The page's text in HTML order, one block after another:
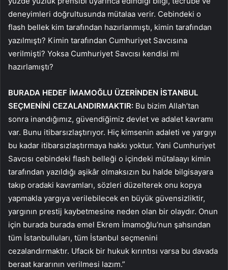
deneyimleri doğrultusunda mütalaa verir. Cebindeki o
flash bellek kim tarafından hazırlanmıştı, kimin tarafından
yazılmıştı? Kimin tarafından Cumhuriyet Savcısına
verilmişti? Yoksa Cumhuriyet Savcısı kendisi mi
hazırlamıştı?
BURADA HEDEF İMAMOĞLU ÜZERİNDEN İSTANBUL
SEÇMENİNİ CEZALANDIRMAKTIR: Bu bizim Allah’tan
sonra inandığımız, güvendiğimiz devlet ve adalet kavramı
var. Bunu itibarsızlaştırıyor. Hiç kimsenin adaleti ve yargıyı
bu kadar itibarsızlaştırmaya hakkı yoktur. Yani Cumhuriyet
Savcısı cebindeki flash belleği o içindeki mütalaayı kimin
tarafından yazıldığı aşikâr olmaksızın bu halde bilgisayara
takıp oradaki kavramları, sözleri düzelterek onu kopya
yapmakla yargıya verilebilecek en büyük güvensizliktir,
yargının prestij kaybetmesine neden olan bir olaydır. Onun
için burada burada emel Ekrem İmamoğlu’nun şahsından
tüm İstanbulluları, tüm İstanbul seçmenini
cezalandırmaktır. Ufacık bir hukuk kırıntısı varsa bu davada
beraat kararının verilmesi lazım.”